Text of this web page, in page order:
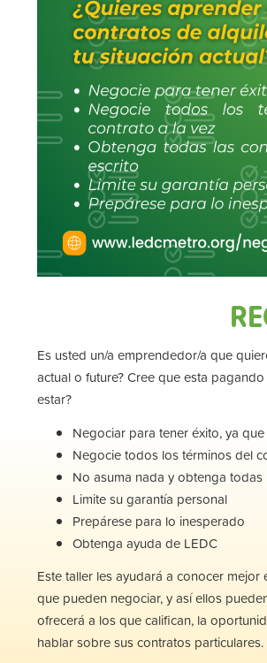
Es usted un/a emprendedor/a que
actual o future? Cree que esta
estar?
Negociar para tener éxito, ya
Negocie todos los términos del
No asuma nada y obtenga
Limite su garantía personal
Prepárese para lo inesperado
Obtenga ayuda de LEDC
Este taller lesayudará a conocer mejor
que pueden negociar, yasíellos
ofrecerá a losquecalifican, la
hablarsobresuscontratos particulares.